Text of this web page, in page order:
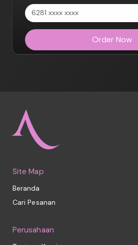
Order Now
Site Map
Beranda
Cari Pesanan
Perusahaan